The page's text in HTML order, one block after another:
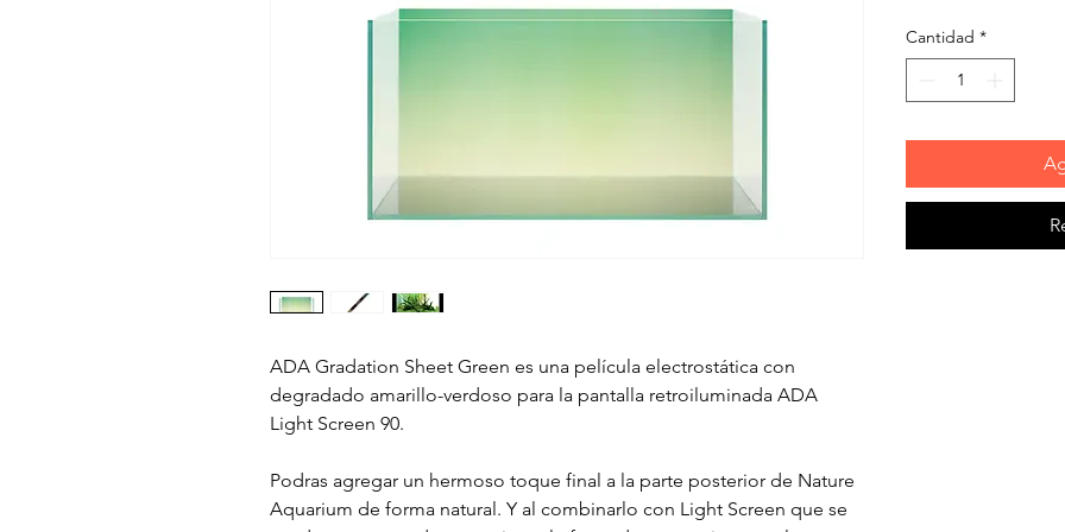
ADA Gradation Sheet Green es una película electrostática con
degradado amarillo-verdoso para la pantalla retroiluminada ADA
Light Screen 90.
Podras agregar un hermoso toque final a la parte posterior de Nature
Aquarium de forma natural. Y al combinarlo con Light Screen que se
Cantidad *